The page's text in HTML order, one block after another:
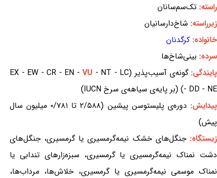
راسته: تک‌سم‌سانان
زیرراسته: شاخ‌دارسانیان
خانواده: کرگدنان
سرده: بینی‌شاخ‌ها
پایندگی:گونه‌ی آسیب‌پذیر (EX - EW - CR - EN - VU - NT - LC
- DD - NE) (بر پایه‌ی سیاهه‌ی سرخ IUCN)
پیدایش:
دوره‌ی پلیستوسن پیشین (۲/۵۸۸ تا ۰/۷۸۱ میلیون سال
پیش)
زیستگاه:جنگل‌های خشک نیمه‌گرمسیری یا گرمسیری، جنگل‌های
دشت نمناک نیمه‌گرمسیری یا گرمسیری، سبزه‌زارهای تندابی یا
نمناک موسمی نیمه‌گرمسیری یا گرمسیری، خلاش‌ها، مرداب‌ها،